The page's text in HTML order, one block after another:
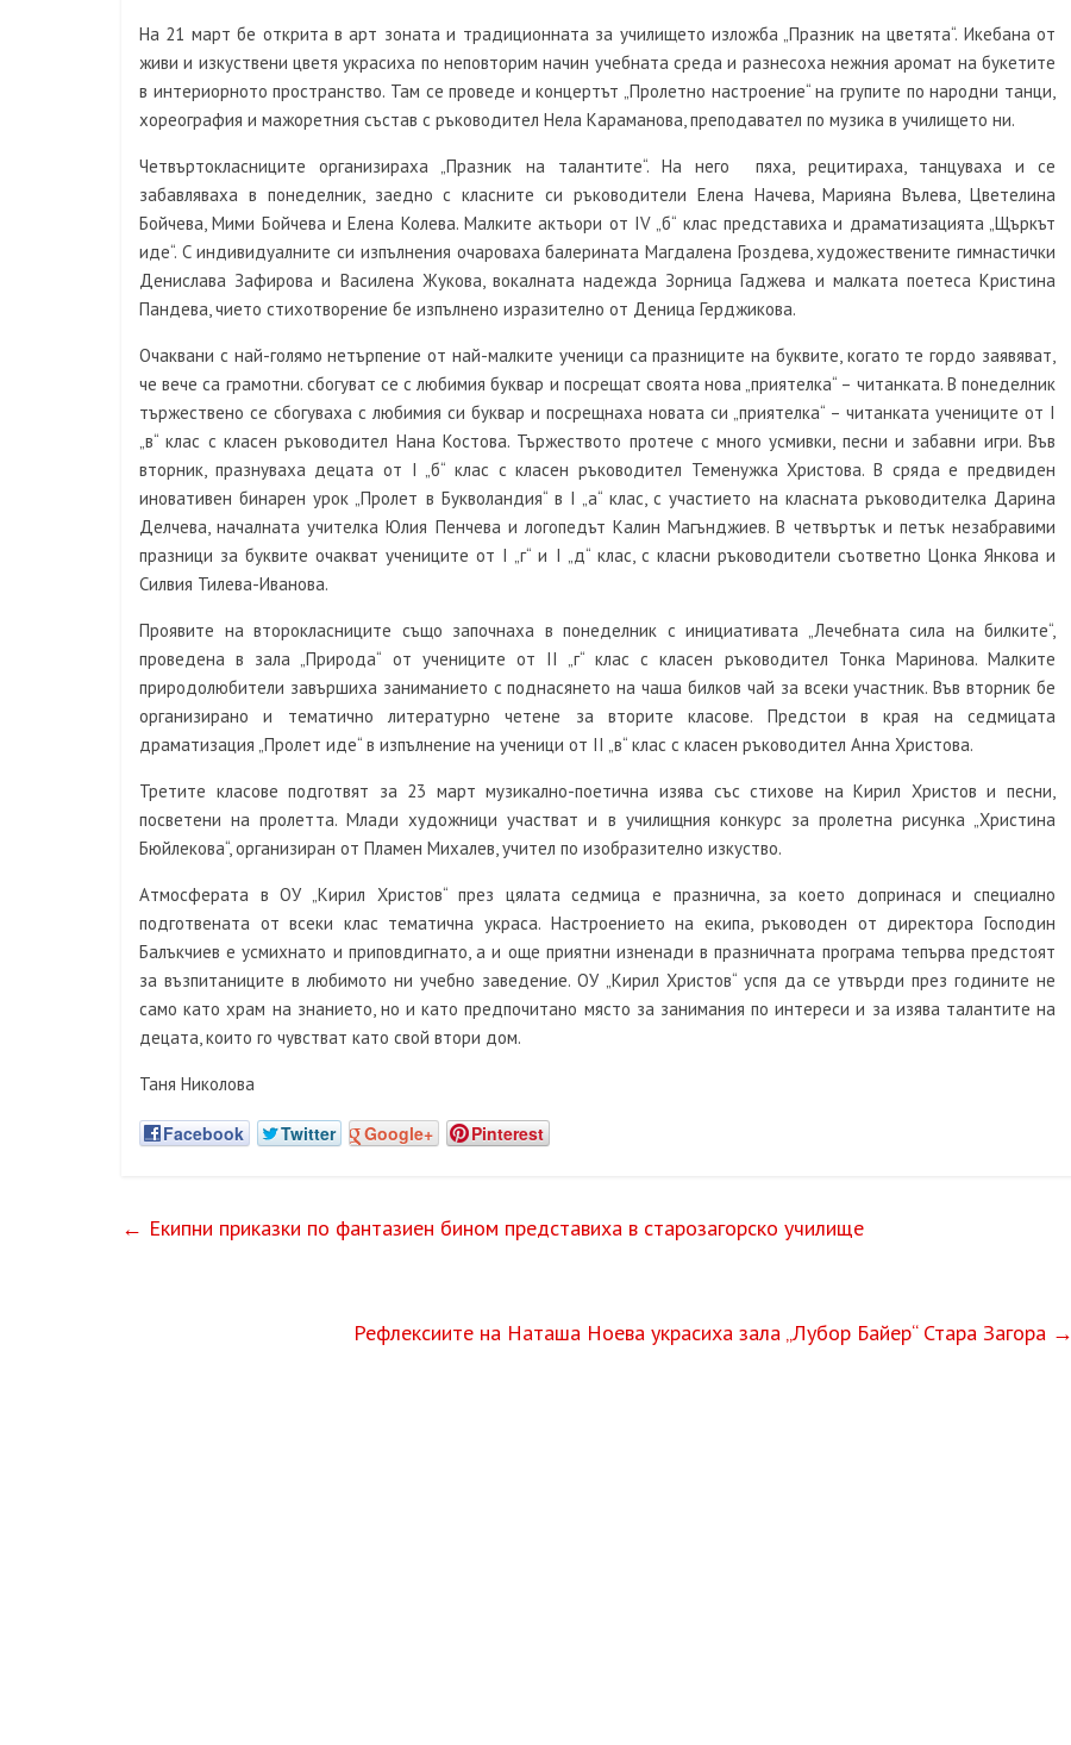
На 21 март бе открита в арт зоната и традиционната за училището изложба „Празник на цветята“. Икебана от
живи и изкуствени цветя украсиха по неповторим начин учебната среда и разнесоха нежния аромат на букетите
в интериорното пространство. Там се проведе и концертът „Пролетно настроение“ на групите по народни танци,
хореография и мажоретния състав с ръководител Нела Караманова, преподавател по музика в училището ни.
Четвъртокласниците организираха „Празник на талантите“. На него пяха, рецитираха, танцуваха и се
забавляваха в понеделник, заедно с класните си ръководители Елена Начева, Марияна Вълева, Цветелина
Бойчева, Мими Бойчева и Елена Колева. Малките актьори от IV „б“ клас представиха и драматизацията „Щъркът
иде“. С индивидуалните си изпълнения очароваха балерината Магдалена Гроздева, художествените гимнастички
Денислава Зафирова и Василена Жукова, вокалната надежда Зорница Гаджева и малката поетеса Кристина
Пандева, чието стихотворение бе изпълнено изразително от Деница Герджикова.
Очаквани с най-голямо нетърпение от най-малките ученици са празниците на буквите, когато те гордо заявяват,
че вече са грамотни. сбогуват се с любимия буквар и посрещат своята нова „приятелка“ – читанката. В понеделник
тържествено се сбогуваха с любимия си буквар и посрещнаха новата си „приятелка“ – читанката учениците от I
„в“ клас с класен ръководител Нана Костова. Тържеството протече с много усмивки, песни и забавни игри. Във
вторник, празнуваха децата от I „б“ клас с класен ръководител Теменужка Христова. В сряда е предвиден
иновативен бинарен урок „Пролет в Букволандия“ в I „а“ клас, с участието на класната ръководителка Дарина
Делчева, началната учителка Юлия Пенчева и логопедът Калин Магънджиев. В четвъртък и петък незабравими
празници за буквите очакват учениците от I „г“и I „д“ клас, с класни ръководители съответно Цонка Янкова и
Силвия Тилева-Иванова.
Проявите на второкласниците също започнаха в понеделник с инициативата „Лечебната сила на билките“,
проведена в зала „Природа“ от учениците от II „г“ клас с класен ръководител Тонка Маринова. Малките
природолюбители завършиха заниманието с поднасянето на чаша билков чай за всеки участник. Във вторник бе
организирано и тематично литературно четене за вторите класове. Предстои в края на седмицата
драматизация „Пролет иде“ в изпълнение на ученици от II „в“ клас с класен ръководител Анна Христова.
Третите класове подготвят за 23 март музикално-поетична изява със стихове на Кирил Христов и песни,
посветени на пролетта. Млади художници участват и в училищния конкурс за пролетна рисунка „Христина
Бюйлекова“, организиран от Пламен Михалев, учител по изобразително изкуство.
Атмосферата в ОУ „Кирил Христов“ през цялата седмица е празнична, за което допринася и специално
подготвената от всеки клас тематична украса. Настроението на екипа, ръководен от директора Господин
Балъкчиев е усмихнато и приповдигнато, а и още приятни изненади в празничната програма тепърва предстоят
за възпитаниците в любимото ни учебно заведение. ОУ „Кирил Христов“ успя да се утвърди през годините не
само като храм на знанието, но и като предпочитано място за занимания по интереси и за изява талантите на
децата, които го чувстват като свой втори дом.
Таня Николова
Facebook Twitter Google+ Pinterest
← Екипни приказки по фантазиен бином представиха в старозагорско училище
Рефлексиите на Наташа Ноева украсиха зала „Лубор Байер“ Стара Загора →